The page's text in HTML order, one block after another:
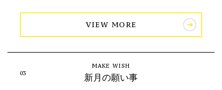
VIEW MORE
新月の願い事